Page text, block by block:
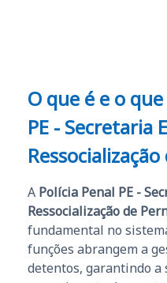
O que é e o
PE - Secretaria
A Polícia Penal PE -
Ressocialização de
fundamental no
funções abrangem a
detentos, garantindo a